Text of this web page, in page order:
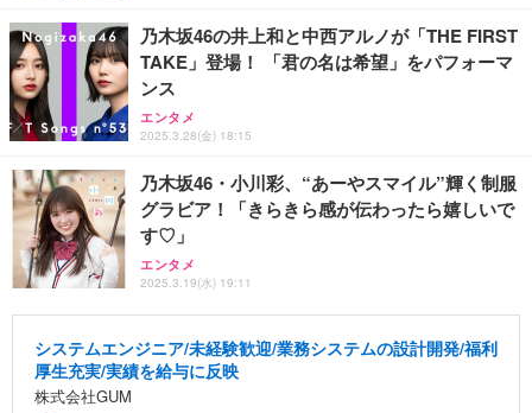
乃木坂46の井上和と中西アルノが「THE FIRST
TAKE」登場！ 「君の名は希望」をパフォーマ
ンス
エンタメ
2025.3.28(金) 18:15
乃木坂46・小川彩、“あーやスマイル”輝く制服
グラビア！「きらきら感が伝わったら嬉しいで
す♡」
エンタメ
2025.3.19(水) 19:11
システムエンジニア/未経験歓迎/業務システムの設計開発/福利
厚生充実/実績を給与に反映
株式会社GUM